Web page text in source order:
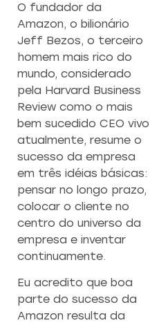
O fundador da
Amazon, o bilionário
Jeff Bezos, o terceiro
homem mais rico do
mundo, considerado
pela Harvard Business
Review como o mais
bem sucedido CEO vivo
atualmente, resume o
sucesso da empresa
em três idéias básicas:
pensar no longo prazo,
colocar o cliente no
centro do universo da
empresa e inventar
continuamente.
Eu acredito que boa
parte do sucesso da
Amazon resulta da